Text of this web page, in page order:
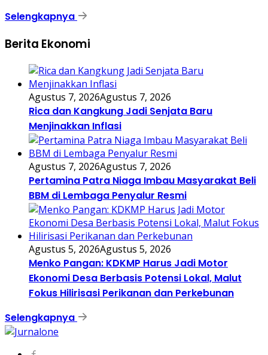
Selengkapnya
Berita Ekonomi
Agustus 7, 2026Agustus 7, 2026
Rica dan Kangkung Jadi Senjata Baru
Menjinakkan Inflasi
Agustus 7, 2026Agustus 7, 2026
Pertamina Patra Niaga Imbau Masyarakat Beli
BBM di Lembaga Penyalur Resmi
Agustus 5, 2026Agustus 5, 2026
Menko Pangan: KDKMP Harus Jadi Motor
Ekonomi Desa Berbasis Potensi Lokal, Malut
Fokus Hilirisasi Perikanan dan Perkebunan
Selengkapnya